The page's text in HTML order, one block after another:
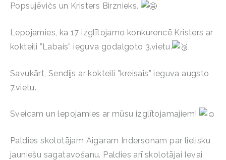
Popsujēvičs un Kristers Birznieks.
Lepojamies, ka 17 izglītojamo konkurencē Kristers ar
kokteili ”Labais” ieguva godalgoto 3.vietu.
Savukārt, Sendijs ar kokteili ”kreisais” ieguva augsto
7.vietu.
Sveicam un lepojamies ar mūsu izglītojamajiem!
Paldies skolotājam Aigaram Indersonam par lielisku
jauniešu sagatavošanu. Paldies arī skolotājai Ievai